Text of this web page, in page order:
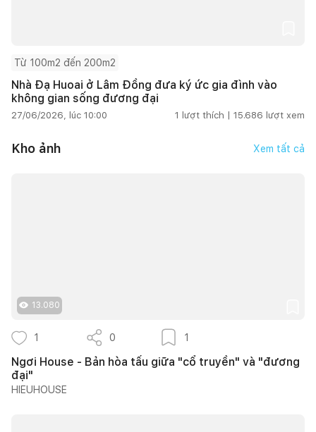
Từ 100m2 đến 200m2
Nhà Đạ Huoai ở Lâm Đồng đưa ký ức gia đình vào
không gian sống đương đại
27/06/2026, lúc 10:00 1 lượt thích | 15.686 lượt xem
Kho ảnh Xem tất cả
13.080
1 0 1
Ngơi House - Bản hòa tấu giữa "cổ truyền" và "đương
đại"
HIEUHOUSE